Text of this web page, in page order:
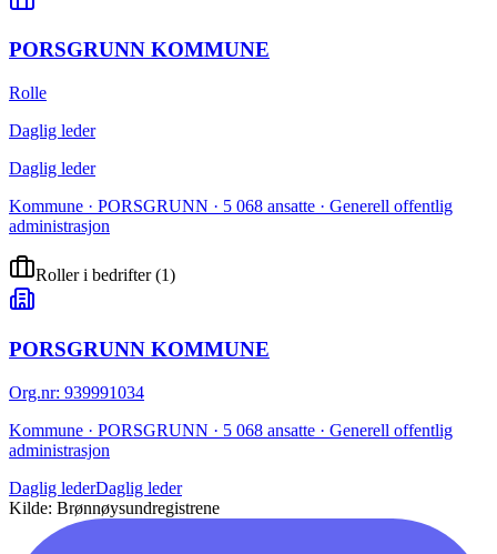
PORSGRUNN KOMMUNE
Rolle
Daglig leder
Daglig leder
Kommune · PORSGRUNN · 5 068 ansatte · Generell offentlig
administrasjon
Roller i bedrifter(1)
PORSGRUNN KOMMUNE
Org.nr: 939991034
Kommune · PORSGRUNN · 5 068 ansatte · Generell offentlig
administrasjon
Daglig lederDaglig leder
Kilde: Brønnøysundregistrene